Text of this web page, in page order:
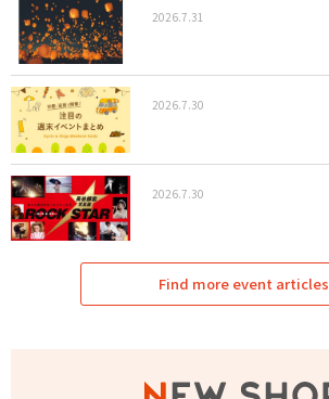
2026.7.31
2026.7.30
2026.7.30
Find more event articles